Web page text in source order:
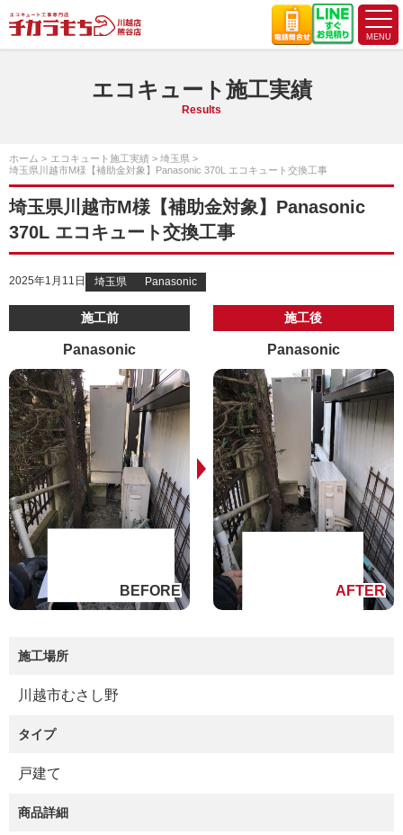
エコキュート施工実績
Results
ホーム エコキュート施工実績
埼玉県
埼玉県川越市M様【補助金対象】Panasonic 370L エコキュート交換工事
埼玉県川越市M様【補助金対象】Panasonic
370L エコキュート交換工事
2025年1月11日 埼玉県 Panasonic
施工前
Panasonic
施工後
Panasonic
施工場所
川越市むさし野
タイプ
戸建て
商品詳細